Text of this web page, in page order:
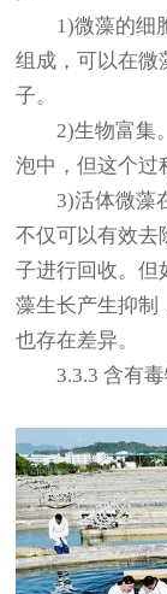
1)微藻的细胞
组成，可以在微
子。
2)生物富集。
泡中，但这个过
3)活体微藻在
不仅可以有效去
子进行回收。但
藻生长产生抑制
也存在差异。
3.3.3 含有毒